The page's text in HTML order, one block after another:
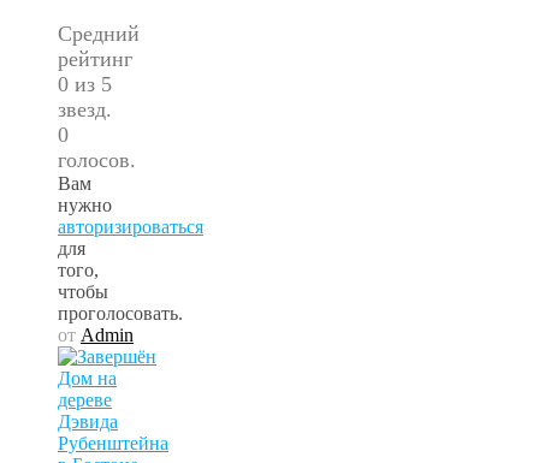
Средний
рейтинг
0 из 5
звезд.
0
голосов.
Вам
нужно
авторизироваться
для
того,
чтобы
проголосовать.
от Admin